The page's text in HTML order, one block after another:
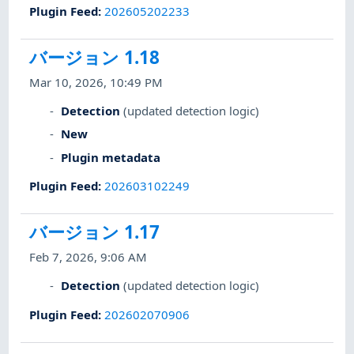
Plugin Feed: 202605202233
バージョン 1.18
Mar 10, 2026, 10:49 PM
Detection (updated detection logic)
New
Plugin metadata
Plugin Feed: 202603102249
バージョン 1.17
Feb 7, 2026, 9:06 AM
Detection (updated detection logic)
Plugin Feed: 202602070906